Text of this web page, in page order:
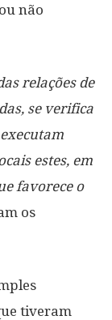
não
relações de
se verifica
estes, em
favorece o
os
tiveram